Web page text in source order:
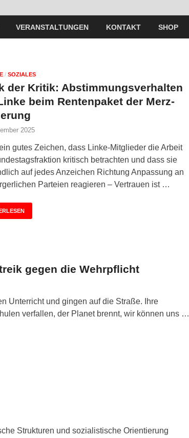
VERANSTALTUNGEN KONTAKT SHOP
/ SOZIALES
der Kritik: Abstimmungsverhalten
beim Rentenpaket der Merz-
2025
gutes Zeichen, dass Linke-Mitglieder die Arbeit
kritisch betrachten und dass sie
auf jedes Anzeichen Richtung Anpassung an
Parteien reagieren – Vertrauen ist …
gegen die Wehrpflicht
Unterricht und gingen auf die Straße. Ihre
verfallen, der Planet brennt, wir können uns …
Strukturen und sozialistische Orientierung